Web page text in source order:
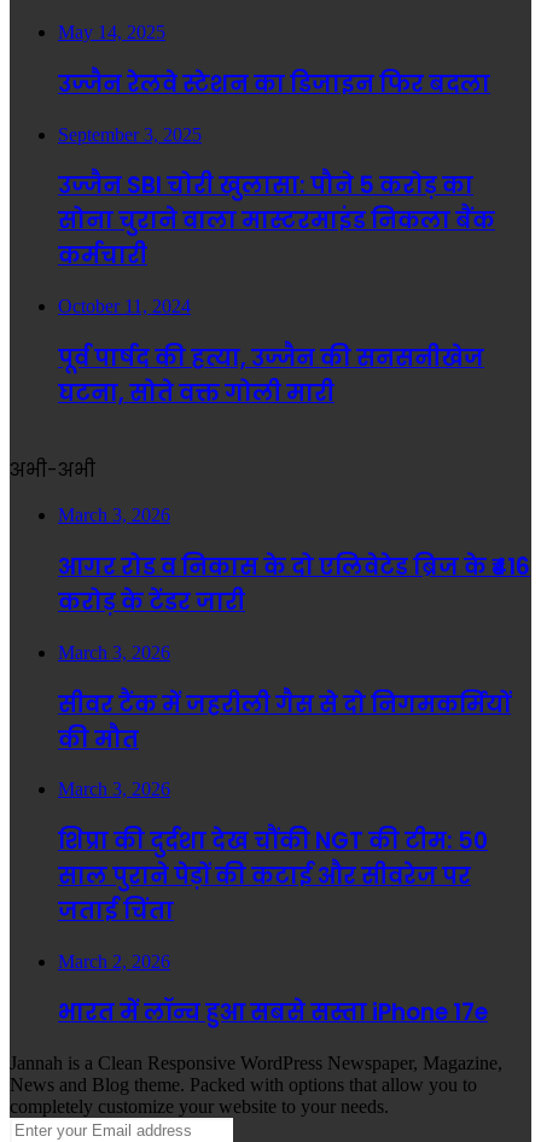
May 14, 2025
उज्जैन रेलवे स्टेशन का डिजाइन फिर बदला
September 3, 2025
उज्जैन SBI चोरी खुलासा: पौने 5 करोड़ का
सोना चुराने वाला मास्टरमाइंड निकला बैंक
कर्मचारी
October 11, 2024
पूर्व पार्षद की हत्या, उज्जैन की सनसनीखेज
घटना, सोते वक्त गोली मारी
अभी-अभी
March 3, 2026
आगर रोड व निकास के दो एलिवेटेड ब्रिज के ₹416
करोड़ के टेंडर जारी
March 3, 2026
सीवर टैंक में जहरीली गैस से दो निगमकर्मियों
की मौत
March 3, 2026
शिप्रा की दुर्दशा देख चौंकी NGT की टीम: 50
साल पुराने पेड़ों की कटाई और सीवरेज पर
जताई चिंता
March 2, 2026
भारत में लॉन्च हुआ सबसे सस्ता iPhone 17e
Jannah is a Clean Responsive WordPress Newspaper, Magazine,
News and Blog theme. Packed with options that allow you to
completely customize your website to your needs.
Enter